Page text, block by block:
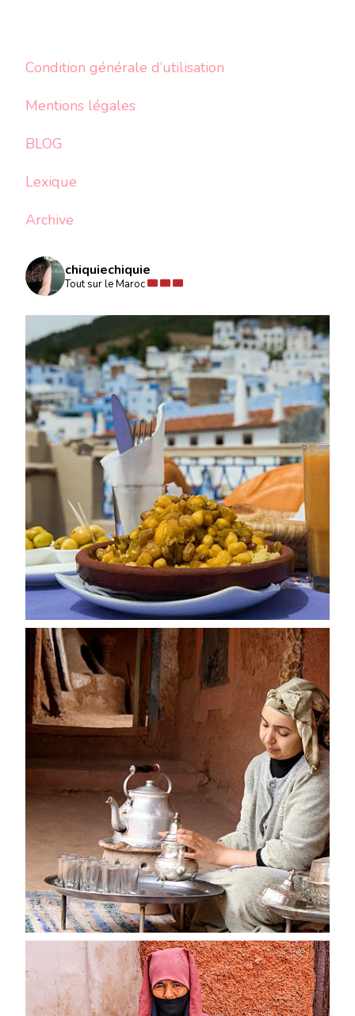
Condition générale d’utilisation
Mentions légales
BLOG
Lexique
Archive
chiquiechiquie
Tout sur le Maroc